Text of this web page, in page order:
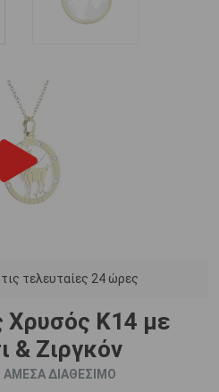
τελευταίες 24 ώρες
Χρυσός Κ14 με
& Ζιργκόν
ΑΜΕΣΑ ΔΙΑΘΕΣΙΜΟ